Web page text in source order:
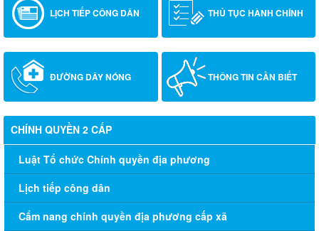
LỊCH TIẾP CÔNG DÂN THỦ TỤC HÀNH CHÍNH
ĐƯỜNG DÂY NÓNG THÔNG TIN CẦN BIẾT
CHÍNH QUYỀN 2 CẤP
Luật Tổ chức Chính quyền địa phương
Lịch tiếp công dân
Cẩm nang chính quyền địa phương cấp xã